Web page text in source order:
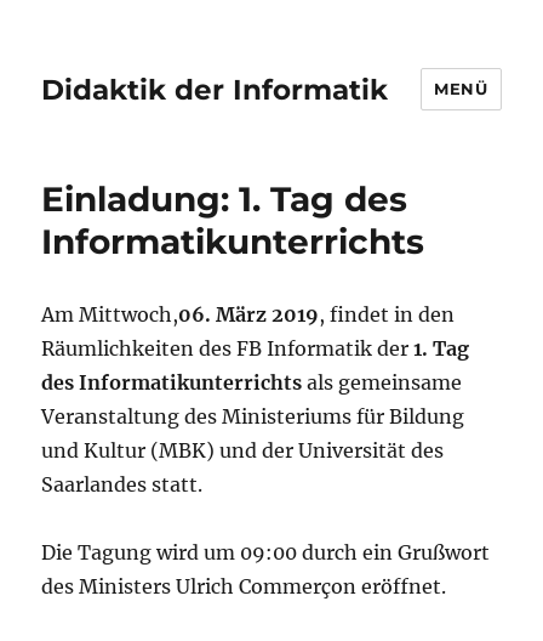
Didaktik der Informatik MENÜ
Einladung: 1. Tag des
Informatikunterrichts
Am Mittwoch,06. März 2019, findet in den
Räumlichkeiten des FB Informatik der1. Tag
des Informatikunterrichts als gemeinsame
Veranstaltung des Ministeriums für Bildung
und Kultur (MBK) und der Universität des
Saarlandes statt.
Die Tagung wird um 09:00 durch ein Grußwort
des Ministers Ulrich Commerçon eröffnet.